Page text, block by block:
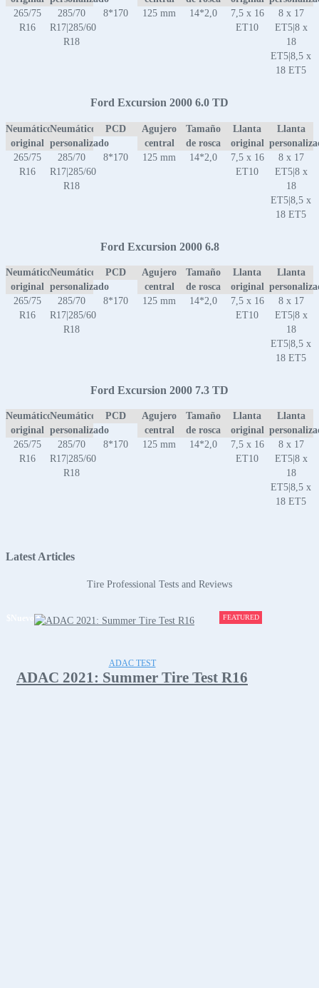
265/75
R16
285/70
R17|285/60
R18
8*170 125 mm 14*2,0
7,5 x 16
ET10
8 x 17
ET5|8 x
18
ET5|8,5 x
18 ET5
Ford Excursion 2000 6.0 TD
Neumático
original
Neumático
personalizado
PCD
Agujero
central
Tamaño
de rosca
Llanta
original
Llanta
265/75
R16
285/70
R17|285/60
R18
8*170 125 mm 14*2,0
7,5 x 16
ET10
8 x 17
ET5|8 x
18
ET5|8,5 x
18 ET5
Ford Excursion 2000 6.8
Neumático
original
Neumático
personalizado
PCD
Agujero
central
Tamaño
de rosca
Llanta
original
Llanta
265/75
R16
285/70
R17|285/60
R18
8*170 125 mm 14*2,0
7,5 x 16
ET10
8 x 17
ET5|8 x
18
ET5|8,5 x
18 ET5
Ford Excursion 2000 7.3 TD
Neumático
original
Neumático
personalizado
PCD
Agujero
central
Tamaño
de rosca
Llanta
original
Llanta
265/75
R16
285/70
R17|285/60
R18
8*170 125 mm 14*2,0
7,5 x 16
ET10
8 x 17
ET5|8 x
18
ET5|8,5 x
18 ET5
Latest Articles
Tire Professional Tests and Reviews
FEATURED
ADAC TEST
ADAC 2021: Summer Tire Test R16